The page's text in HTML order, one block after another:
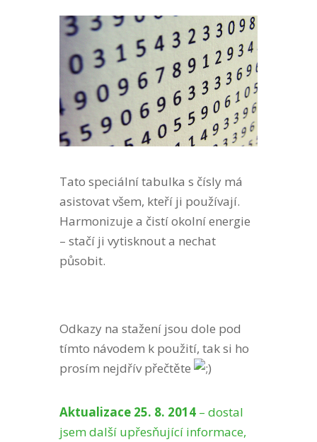
Tato speciální tabulka s čísly má
asistovat všem, kteří ji používají.
Harmonizuje a čistí okolní energie
– stačí ji vytisknout a nechat
působit.
Odkazy na stažení jsou dole pod
tímto návodem k použití, tak si ho
prosím nejdřív přečtěte
Aktualizace 25. 8. 2014 – dostal
jsem další upřesňující informace,